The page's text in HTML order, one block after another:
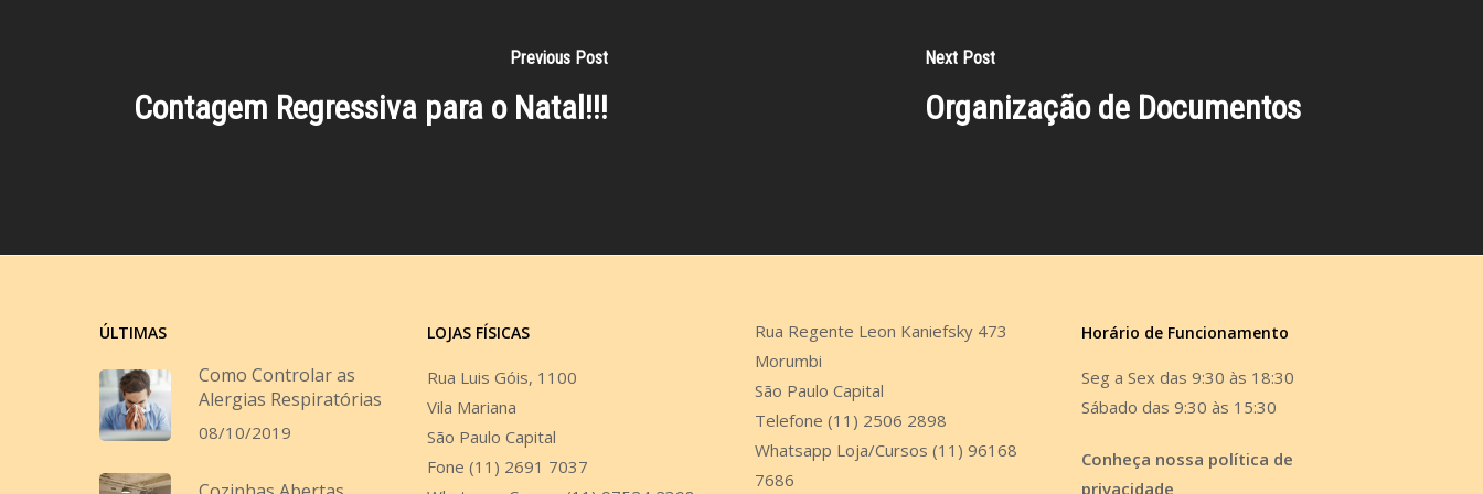
Previous Post
Contagem Regressiva para o Natal!!!
Next Post
Organização de Documentos
ÚLTIMAS
Como Controlar as
Alergias Respiratórias
08/10/2019
LOJAS FÍSICAS
Rua Luis Góis, 1100
Vila Mariana
São Paulo Capital
Fone (11) 2691 7037
Rua Regente Leon Kaniefsky 473
Morumbi
São Paulo Capital
Telefone (11) 2506 2898
Whatsapp Loja/Cursos (11) 96168
7686
Horário de Funcionamento
Seg a Sex das 9:30 às 18:30
Sábado das 9:30 às 15:30
Conheça nossa política de
privacidade